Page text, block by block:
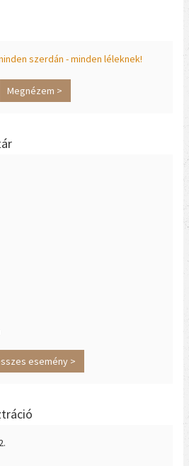
szerdán - minden léleknek!
Megnézem >
esemény >